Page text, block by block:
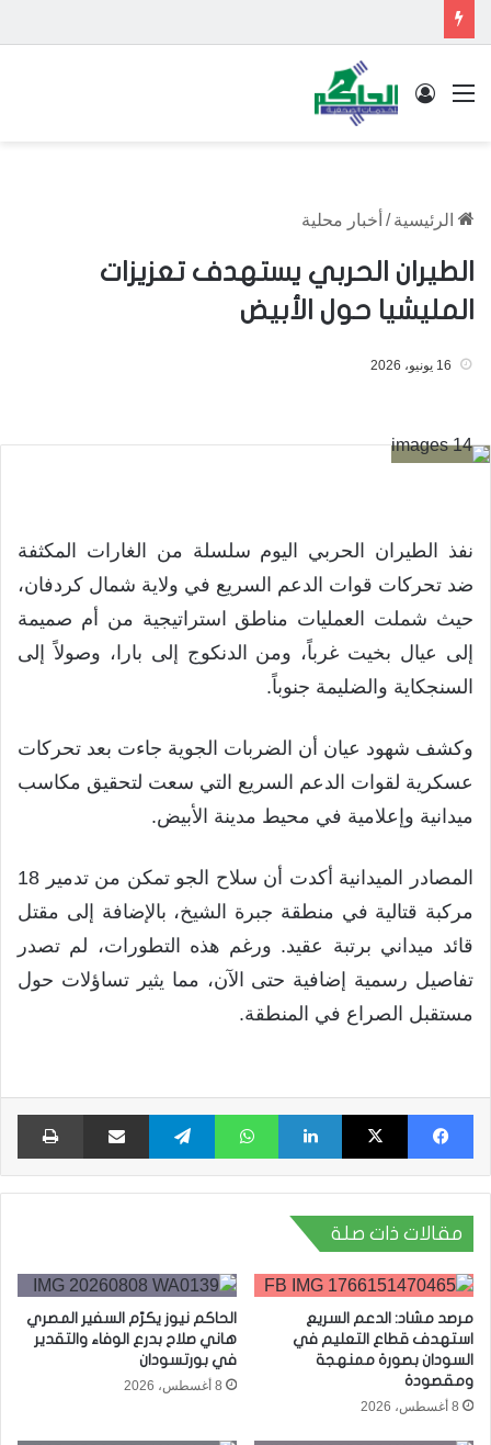
القائمة تسجيل الدخول
الرئيسية / أخبار محلية
الطيران الحربي يستهدف تعزيزات
المليشيا حول الأبيض
16 يونيو، 2026
نفذ الطيران الحربي اليوم سلسلة من الغارات المكثفة
ضد تحركات قوات الدعم السريع في ولاية شمال كردفان،
حيث شملت العمليات مناطق استراتيجية من أم صميمة
إلى عيال بخيت غرباً، ومن الدنكوج إلى بارا، وصولاً إلى
السنجكاية والضليمة جنوباً.
وكشف شهود عيان أن الضربات الجوية جاءت بعد تحركات
عسكرية لقوات الدعم السريع التي سعت لتحقيق مكاسب
ميدانية وإعلامية في محيط مدينة الأبيض.
المصادر الميدانية أكدت أن سلاح الجو تمكن من تدمير 18
مركبة قتالية في منطقة جبرة الشيخ، بالإضافة إلى مقتل
قائد ميداني برتبة عقيد. ورغم هذه التطورات، لم تصدر
تفاصيل رسمية إضافية حتى الآن، مما يثير تساؤلات حول
مستقبل الصراع في المنطقة.
فيسبوك X لينكدإن واتساب تيلقرام مشاركة عبر البريد
مقالات ذات صلة
مرصد مشاد: الدعم السريع
استهدف قطاع التعليم في
السودان بصورة ممنهجة
ومقصودة
8 أغسطس، 2026
الحاكم نيوز يكرّم السفير المصري
هاني صلاح بدرع الوفاء والتقدير
في بورتسودان
8 أغسطس، 2026